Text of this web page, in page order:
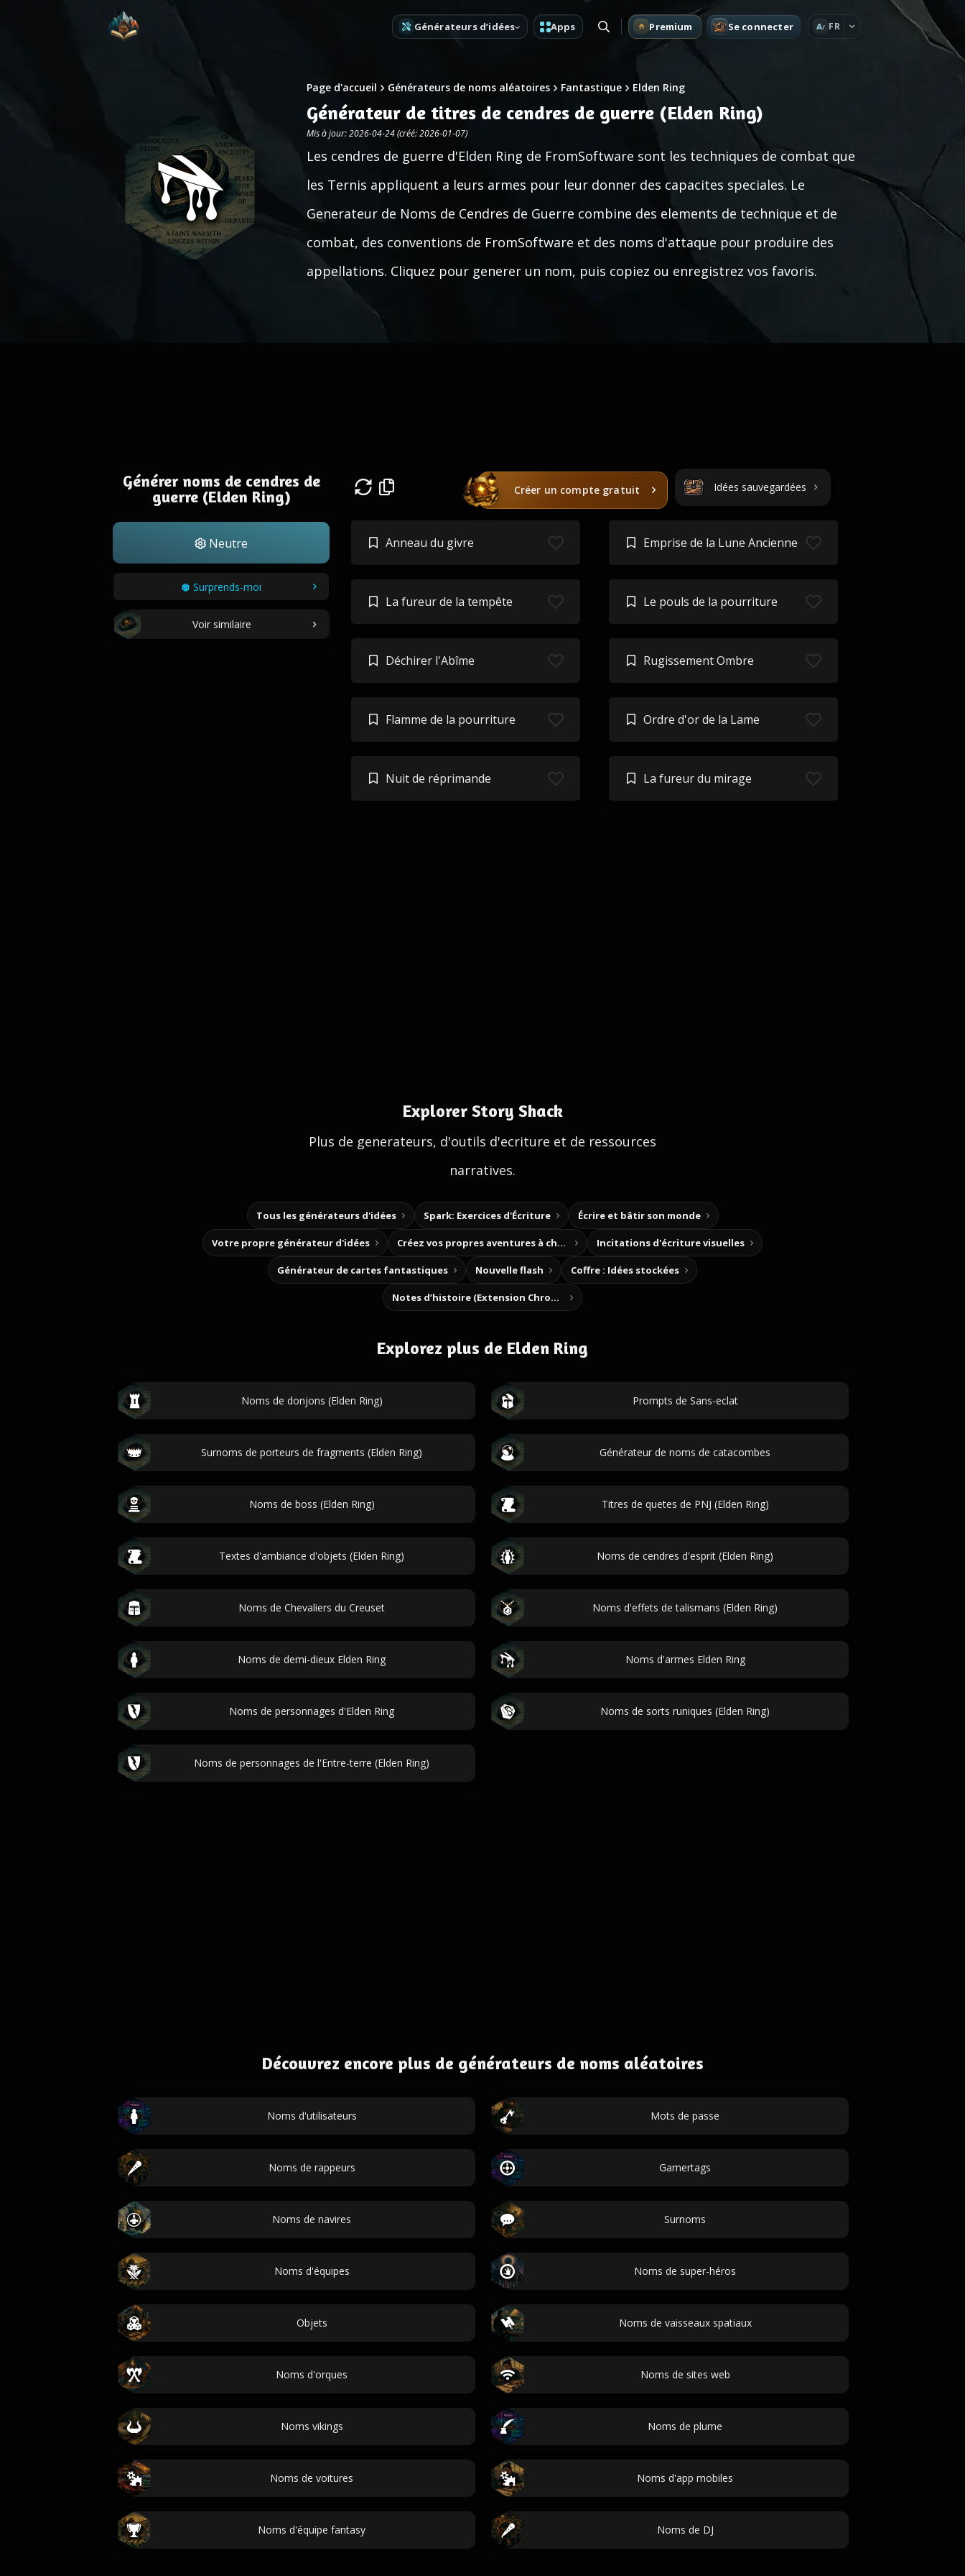
Générateurs d’idées Apps Premium Se connecter A FR
Page d'accueil Générateurs de noms aléatoires Fantastique Elden Ring
Générateur de titres de cendres de guerre (Elden Ring)
Mis à jour: 2026-04-24 (créé: 2026-01-07)
Les cendres de guerre d'Elden Ring de FromSoftware sont les techniques de combat que
les Ternis appliquent a leurs armes pour leur donner des capacites speciales. Le
Generateur de Noms de Cendres de Guerre combine des elements de technique et de
combat, des conventions de FromSoftware et des noms d'attaque pour produire des
appellations. Cliquez pour generer un nom, puis copiez ou enregistrez vos favoris.
Générer noms de cendres de
guerre (Elden Ring)
Neutre
Surprends-moi
Voir similaire
Créer un compte gratuit Idées sauvegardées
Anneau du givre Emprise de la Lune Ancienne
La fureur de la tempête Le pouls de la pourriture
Déchirer l'Abîme Rugissement Ombre
Flamme de la pourriture Ordre d'or de la Lame
Nuit de réprimande La fureur du mirage
Explorer Story Shack
Plus de generateurs, d'outils d'ecriture et de ressources
narratives.
Tous les générateurs d'idées Spark: Exercices d'Écriture Écrire et bâtir son monde
Votre propre générateur d'idées Créez vos propres aventures à choix Incitations d'écriture visuelles
Générateur de cartes fantastiques Nouvelle flash Coffre : Idées stockées
Notes d’histoire (Extension Chrome)
Explorez plus de Elden Ring
Noms de donjons (Elden Ring) Prompts de Sans-eclat
Surnoms de porteurs de fragments (Elden Ring) Générateur de noms de catacombes
Noms de boss (Elden Ring) Titres de quetes de PNJ (Elden Ring)
Textes d'ambiance d'objets (Elden Ring) Noms de cendres d'esprit (Elden Ring)
Noms de Chevaliers du Creuset Noms d'effets de talismans (Elden Ring)
Noms de demi-dieux Elden Ring Noms d'armes Elden Ring
Noms de personnages d'Elden Ring Noms de sorts runiques (Elden Ring)
Noms de personnages de l'Entre-terre (Elden Ring)
Découvrez encore plus de générateurs de noms aléatoires
Noms d'utilisateurs Mots de passe
Noms de rappeurs Gamertags
Noms de navires Surnoms
Noms d'équipes Noms de super-héros
Objets Noms de vaisseaux spatiaux
Noms d'orques Noms de sites web
Noms vikings Noms de plume
Noms de voitures Noms d'app mobiles
Noms d'équipe fantasy Noms de DJ